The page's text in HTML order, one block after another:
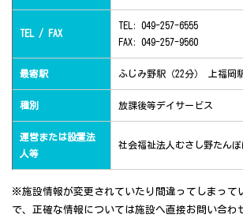
TEL / FAX
TEL: 049-257-6555
FAX: 049-257-9560
最寄駅 ふじみ野駅（22分） 上福岡
種別 放課後等デイサービス
運営または設置法
人等
社会福祉法人むさし野たんぽ
※施設情報が変更されていたり間違ってしまって
で、正確な情報については施設へ直接お問い合わ